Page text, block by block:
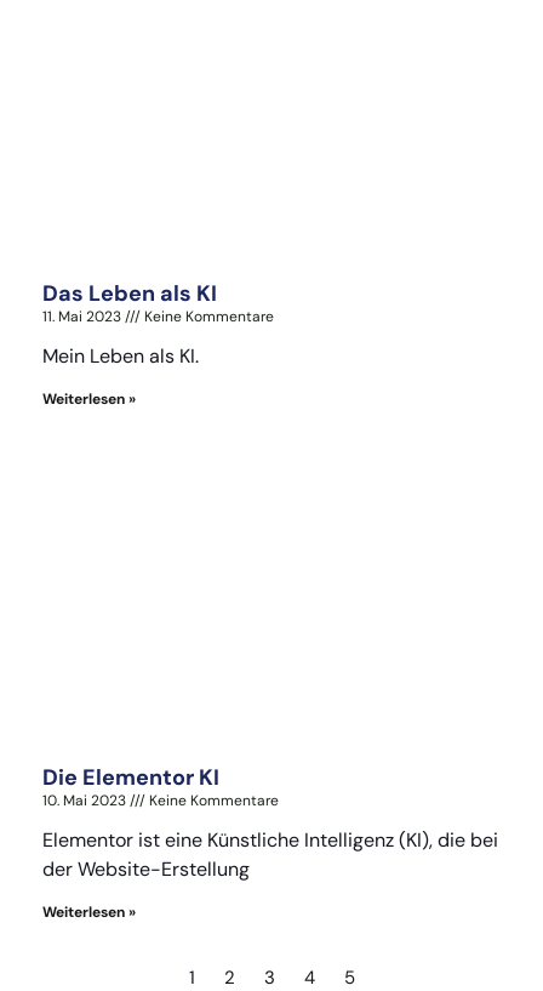
Das Leben als KI
11. Mai 2023 Keine Kommentare
Mein Leben als KI.
Weiterlesen »
Die Elementor KI
10. Mai 2023 Keine Kommentare
Elementor ist eine Künstliche Intelligenz (KI), die bei
der Website-Erstellung
Weiterlesen »
1 2 3 4 5